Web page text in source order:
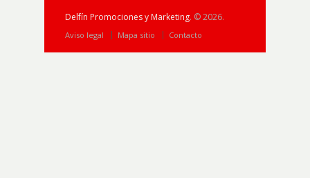
Delfín Promociones y Marketing. © 2026.
Aviso legal Mapa sitio Contacto